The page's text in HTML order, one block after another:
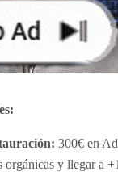
300€ en
orgánicas y llegar a